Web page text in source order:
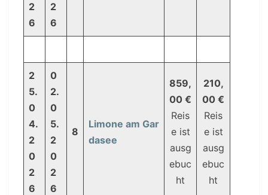
2
6
2
6
2
5.
0
4.
2
0
2
6
0
2.
0
5.
2
0
2
6
8
Limone am Gar
dasee
859,
00 €
Reis
e ist
ausg
ebuc
ht
210,
00 €
Reis
e ist
ausg
ebuc
ht